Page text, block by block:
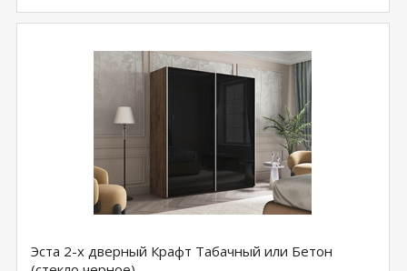
Эста 2-х дверный Крафт Табачный или Бетон